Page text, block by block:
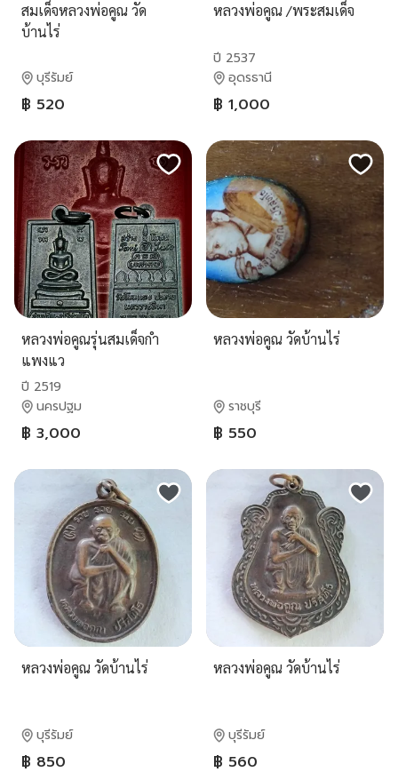
สมเด็จหลวงพ่อคูณ วัด
บ้านไร่
บุรีรัมย์
฿ 520
หลวงพ่อคูณ /พระสมเด็จ
ปี 2537
อุดรธานี
฿ 1,000
หลวงพ่อคูณรุ่นสมเด็จกำ
แพงแว
ปี 2519
นครปฐม
฿ 3,000
หลวงพ่อคูณ วัดบ้านไร่
ราชบุรี
฿ 550
หลวงพ่อคูณ วัดบ้านไร่
บุรีรัมย์
฿ 850
หลวงพ่อคูณ วัดบ้านไร่
บุรีรัมย์
฿ 560